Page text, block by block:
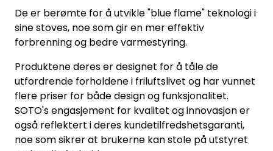
De er berømte for å utvikle "blue flame" teknologi i
sine stoves, noe som gir en mer effektiv
forbrenning og bedre varmestyring.
Produktene deres er designet for å tåle de
utfordrende forholdene i friluftslivet og har vunnet
flere priser for både design og funksjonalitet.
SOTO's engasjement for kvalitet og innovasjon er
også reflektert i deres kundetilfredshetsgaranti,
noe som sikrer at brukerne kan stole på utstyret